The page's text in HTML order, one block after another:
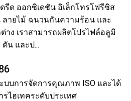
ด ออกซิเดชัน อิเล็กโทรโฟรีซิส
ายไม้ ฉนวนกันความร้อน และ
าง เราสามารถผลิตโปรไฟล์อลูมิ
ตัน และป...
บบการจัดการคุณภาพ ISO และได้
ไฮเทคระดับประเทศ